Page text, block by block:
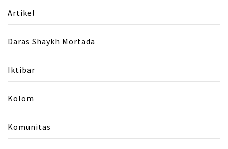
Artikel
Daras Shaykh Mortada
Iktibar
Kolom
Komunitas